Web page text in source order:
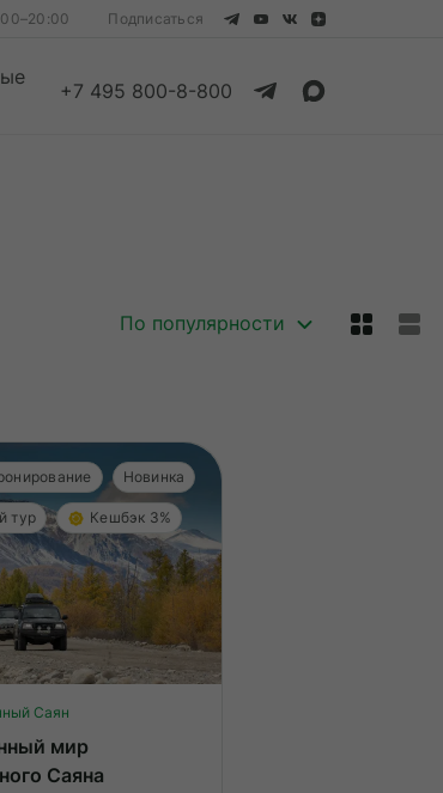
Подписаться
+7 495 800-8-800
По популярности
Новинка
тур Кешбэк 3%
Саян
мир
Саяна